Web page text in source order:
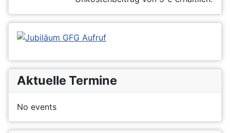
Aktuelle Termine
No events